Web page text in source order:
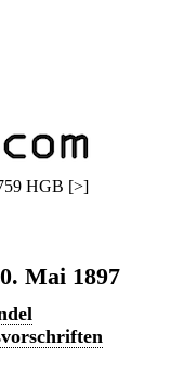
HGB [>]
Mai 1897